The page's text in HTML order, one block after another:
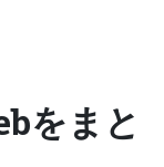
をまと